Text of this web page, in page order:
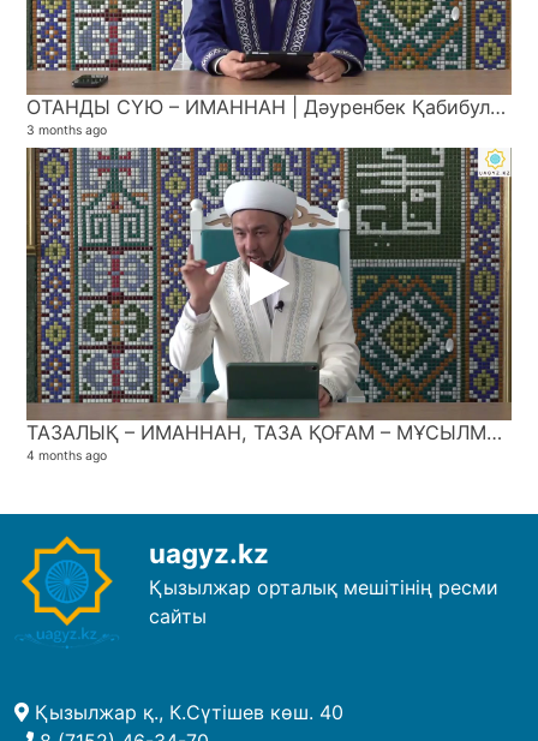
ОТАНДЫ СҮЮ – ИМАННАН | Дәуренбек Қабибуллаұлы
3 months ago
ТАЗАЛЫҚ – ИМАННАН, ТАЗА ҚОҒАМ – МҰСЫЛМАНДЫҚТАН / Әділхан Оразов
4 months ago
uagyz.kz
Қызылжар орталық мешітінің ресми
сайты
Қызылжар қ., К.Сүтішев көш. 40